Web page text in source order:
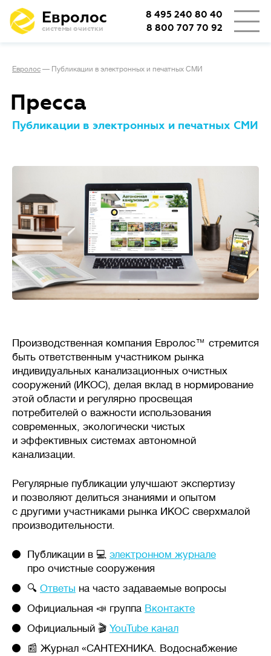
Евролос
системы очистки
8 495 240 80 40
8 800 707 70 92
Евролос — Публикации в электронных и печатных СМИ
Пресса
Публикации в электронных и печатных СМИ
Производственная компания Евролос™ стремится
быть ответственным участником рынка
индивидуальных канализационных очистных
сооружений (ИКОС), делая вклад в нормирование
этой области и регулярно просвещая
потребителей о важности использования
современных, экологически чистых
и эффективных системах автономной
канализации.
Регулярные публикации улучшают экспертизу
и позволяют делиться знаниями и опытом
с другими участниками рынка ИКОС сверхмалой
производительности.
Публикации в 💻 электронном журнале
про очистные сооружения
🔍 Ответы на часто задаваемые вопросы
Официальная 📣 группа Вконтакте
Официальный 🎬 YouTube канал
📰 Журнал «САНТЕХНИКА. Водоснабжение
(дача или дом выходного дня)
длительные простои
с отключением электричества,
важно, чтобы система легко
запускалась заново.
При постоянномпроживании
требуется стабильность
системы очистки, даже при
🦠 Очистка сточных вод
Накопительныесептики
(выгребные ямы, герметичные
сточных вод без очистки,
требует регулярной откачки
ассенизаторской машиной.
Механическая
в нескольких камерах септика,
происходит разложение
твердых отходов
анаэробными
бактериями. На выходе
требуются дополнительные
грунтом.